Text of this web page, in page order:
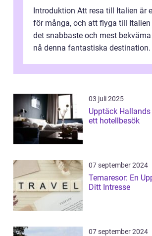
Introduktion Att resa till Italien är
för många, och att flyga till
det snabbaste och mest
nå denna fantastiska destination.
03 juli 2025
Upptäck
ett hotellbesök
07 september 2024
Temaresor: En
Ditt Intresse
07 september 2024